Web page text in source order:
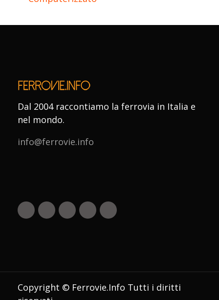
Dal 2004 raccontiamo la ferrovia in Italia e
nel mondo.
info@ferrovie.info
Copyright © Ferrovie.Info Tutti i diritti